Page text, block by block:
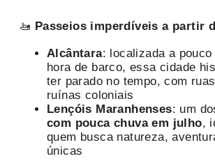
🚤 Passeios imperdíveis a partir
Alcântara: localizada a
hora de barco, essa cidade
ter parado no tempo, com
ruínas coloniais
Lençóis Maranhenses: um
com pouca chuva em julho,
quem busca natureza,
únicas